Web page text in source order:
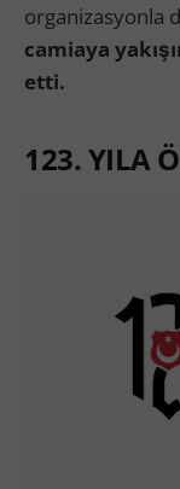
organizasyonla
camiaya
etti.
123. YILA